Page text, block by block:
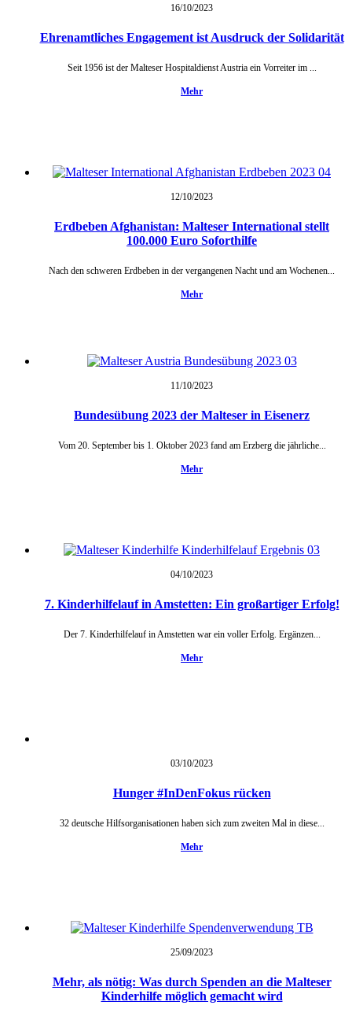
16/10/2023
Ehrenamtliches Engagement ist Ausdruck der Solidarität
Seit 1956 ist der Malteser Hospitaldienst Austria ein Vorreiter im ...
Mehr
12/10/2023
Erdbeben Afghanistan: Malteser International stellt
100.000 Euro Soforthilfe
Nach den schweren Erdbeben in der vergangenen Nacht und am Wochenen...
Mehr
11/10/2023
Bundesübung 2023 der Malteser in Eisenerz
Vom 20. September bis 1. Oktober 2023 fand am Erzberg die jährliche...
Mehr
04/10/2023
7. Kinderhilfelauf in Amstetten: Ein großartiger Erfolg!
Der 7. Kinderhilfelauf in Amstetten war ein voller Erfolg. Ergänzen...
Mehr
03/10/2023
Hunger #InDenFokus rücken
32 deutsche Hilfsorganisationen haben sich zum zweiten Mal in diese...
Mehr
25/09/2023
Mehr, als nötig: Was durch Spenden an die Malteser
Kinderhilfe möglich gemacht wird